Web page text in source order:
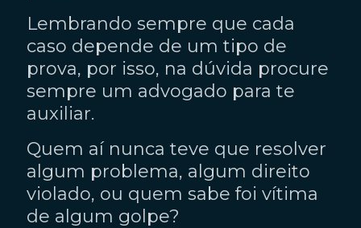
Lembrando sempre que cada
caso depende de um tipo de
prova, por isso, na dúvida procure
sempre um advogado para te
auxiliar.
Quem aí nunca teve que resolver
algum problema, algum direito
violado, ou quem sabe foi vítima
de algum golpe?